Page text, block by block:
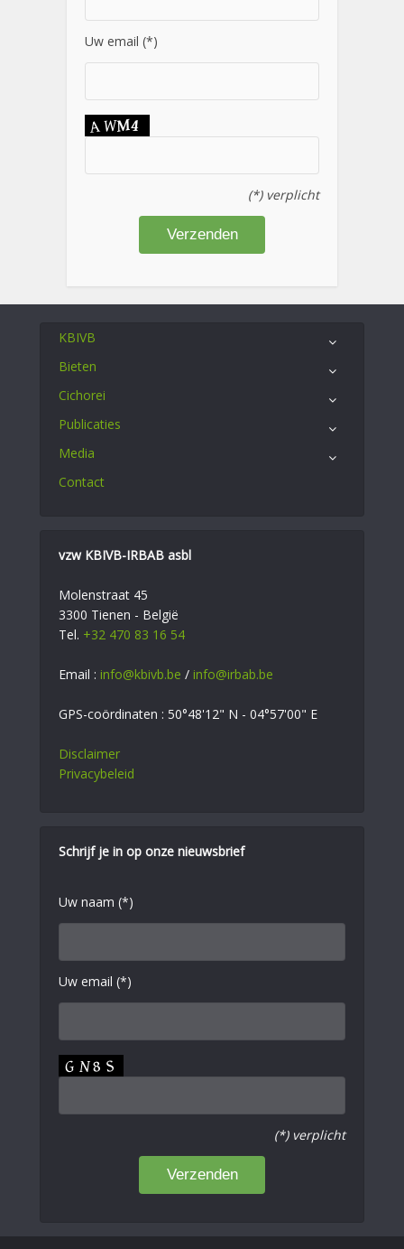
Uw email (*)
(*) verplicht
KBIVB
Bieten
Cichorei
Publicaties
Media
Contact
vzw KBIVB-IRBAB asbl
Molenstraat 45
3300 Tienen - België
Tel. +32 470 83 16 54
Email : info@kbivb.be / info@irbab.be
GPS-coördinaten : 50°48'12" N - 04°57'00" E
Disclaimer
Privacybeleid
Schrijf je in op onze nieuwsbrief
Uw naam (*)
Uw email (*)
(*) verplicht